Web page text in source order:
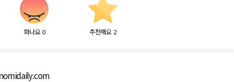
화나요 0 추천해요 2